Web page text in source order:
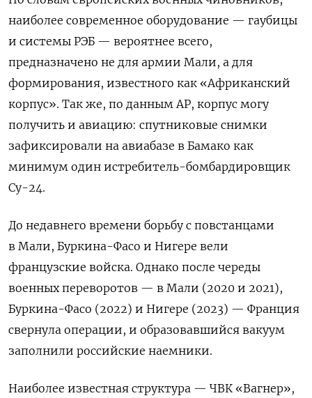
наиболее современное оборудование — гаубицы
и системы РЭБ — вероятнее всего,
предназначено не для армии Мали, а для
формирования, известного как «Африканский
корпус». Так же, по данным AP, корпус могу
получить и авиацию: спутниковые снимки
зафиксировали на авиабазе в Бамако как
минимум один истребитель-бомбардировщик
Су-24.
До недавнего времени борьбу с повстанцами
в Мали, Буркина-Фасо и Нигере вели
французские войска. Однако после череды
военных переворотов — в Мали (2020 и 2021),
Буркина-Фасо (2022) и Нигере (2023) — Франция
свернула операции, и образовавшийся вакуум
заполнили российские наемники.
Наиболее известная структура — ЧВК «Вагнер»,